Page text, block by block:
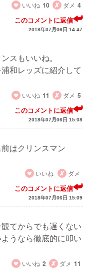
いいね 10 ダメ 4
このコメントに返信
2018年07月06日 14:47
スもいいね。
和レッズに紹介して
いいね 11 ダメ 5
このコメントに返信
2018年07月06日 15:08
はクリンスマン
いいね
ダメ
このコメントに返信
2018年07月06日 15:09
てからでも遅くない
うなら徹底的に叩い
いいね 2 ダメ 11